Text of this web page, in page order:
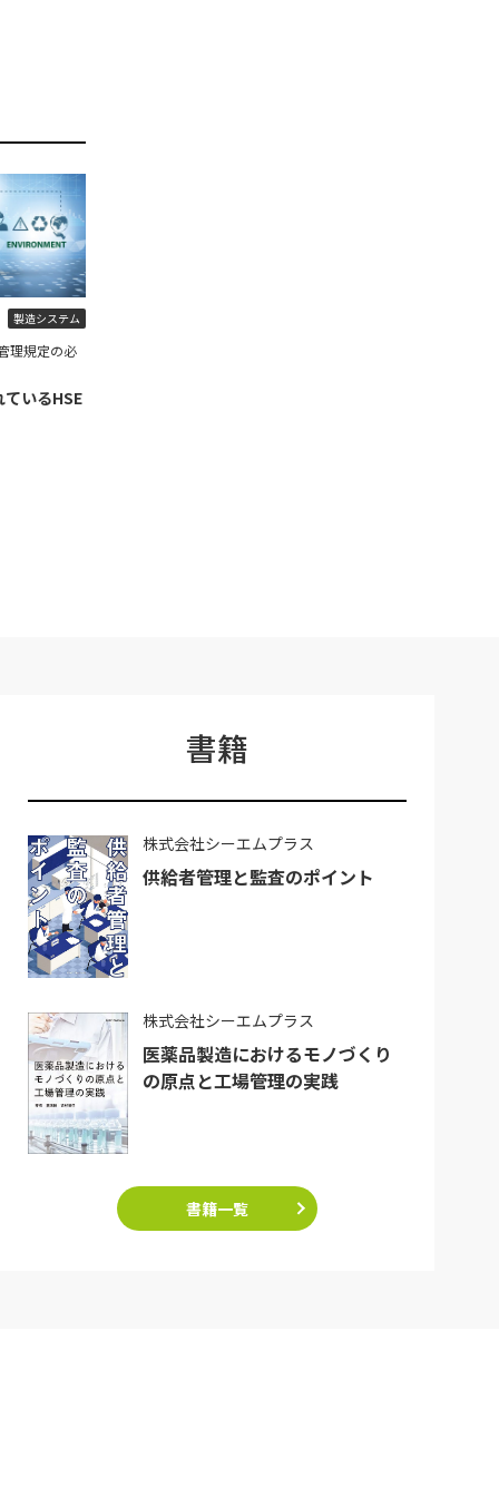
製造システム
理規定の必
いるHSE
書籍
株式会社シーエムプラス
供給者管理と監査のポイント
株式会社シーエムプラス
医薬品製造におけるモノづくり
の原点と工場管理の実践
書籍一覧